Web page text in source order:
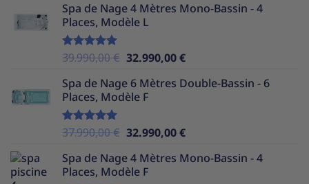
initial
était :
actuel
Spa de Nage 4 Mètres Mono-Bassin - 4
Places, Modèle L
Note5.00
39.990,00€ Le
initial
était :
32.990,00€Le
actuel
Spa de Nage 6 Mètres Double-Bassin - 6
Places, Modèle F
Note5.00
37.990,00€ Le
initial
était :
32.990,00€Le
actuel
Spa de Nage 4 Mètres Mono-Bassin - 4
Places, Modèle F